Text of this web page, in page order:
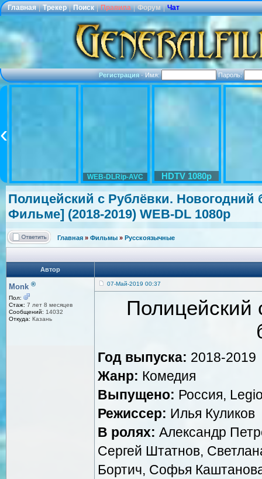
Главная | Трекер | Поиск | Правила | Форум | Чат
Регистрация·Имя: Пароль:
WEB-DLRip-AVC HDTV 1080p
Полицейский с Рублёвки.
Фильме] (2018-2019) WEB-DL 1080p
Главная » Фильмы » Русскоязычные
Автор
Monk ®
Пол:
Стаж: 7 лет 8 месяцев
Сообщений: 14032
Откуда: Казань
07-Май-2019 00:37
Полицейский
Год выпуска: 2018-2019
Жанр: Комедия
Выпущено: Россия,
Режиссер: Илья Куликов
В ролях: Александр
Сергей Штатнов,
Бортич, Софья